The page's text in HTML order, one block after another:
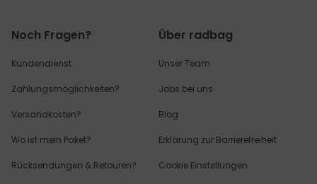
Noch Fragen?
Kundendienst
Zahlungsmöglichkeiten?
Versandkosten?
Wo ist mein Paket?
Rücksendungen & Retouren?
Über radbag
Unser Team
Jobs bei uns
Blog
Erklärung zur Barrierefreiheit
Cookie Einstellungen